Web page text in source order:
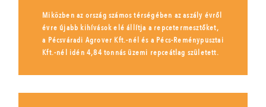
Miközben az ország számos térségében az aszály évről
évre újabb kihívások elé állítja a repcetermesztőket,
a Pécsváradi Agrover Kft.-nél és a Pécs-Reménypusztai
Kft.-nél idén 4,84 tonnás üzemi repceátlag született.